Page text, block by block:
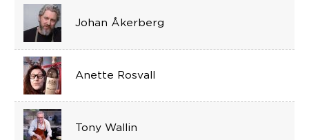
Johan Åkerberg
Anette Rosvall
Tony Wallin